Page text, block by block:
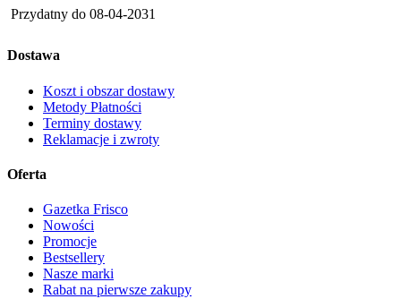
Przydatny do 08-04-2031
Dostawa
Koszt i obszar dostawy
Metody Płatności
Terminy dostawy
Reklamacje i zwroty
Oferta
Gazetka Frisco
Nowości
Promocje
Bestsellery
Nasze marki
Rabat na pierwsze zakupy